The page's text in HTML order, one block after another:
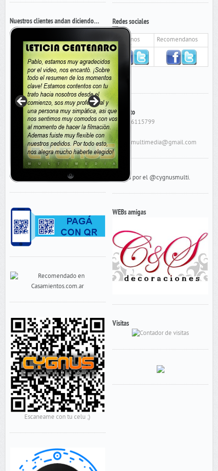
Nuestros clientes andan diciendo…
Escaneame con tu celu ;)
Redes sociales
Seguinos Recomendanos
Contacto
Cel: 156115799
cygnusmultimedia@gmail.com
Tweets por el @cygnusmulti.
WEBs amigas
Visitas